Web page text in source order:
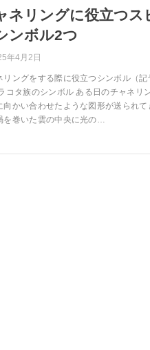
ネリングに役立つス
ンボル2つ
年4月2日
リングをする際に役立つシンボル（
コタ族のシンボル ある日のチャネリ
向かい合わせたような図形が送られ
を巻いた雲の中央に光の…